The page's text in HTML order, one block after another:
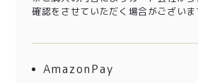
確認をさせていただく場合がございま
AmazonPay